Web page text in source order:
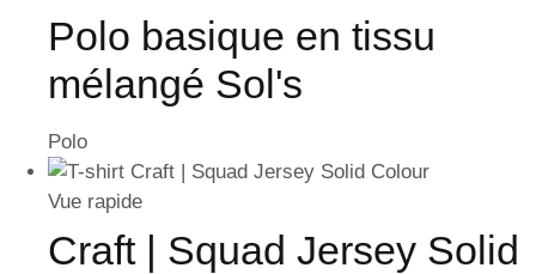
Polo basique en tissu
mélangé Sol's
Polo
Vue rapide
Craft | Squad Jersey Solid